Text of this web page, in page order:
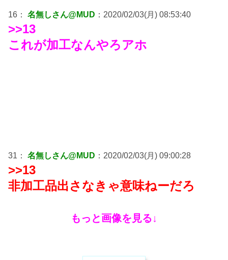
16： 名無しさん@MUD ：2020/02/03(月) 08:53:40
>>13
これが加工なんやろアホ
31： 名無しさん@MUD ：2020/02/03(月) 09:00:28
>>13
非加工品出さなきゃ意味ねーだろ
もっと画像を見る↓